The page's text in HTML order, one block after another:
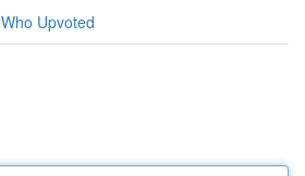
Who Upvoted